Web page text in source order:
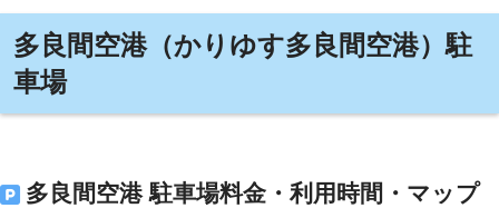
多良間空港（かりゆす多良間空港）駐
車場
多良間空港 駐車場料金・利用時間・マップ